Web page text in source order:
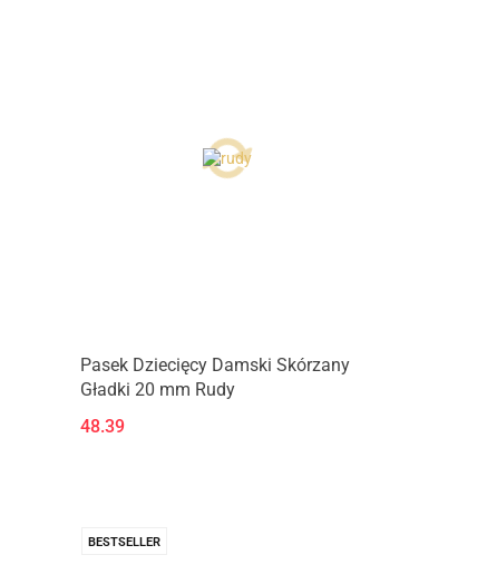
Pasek Dziecięcy Damski Skórzany
Gładki 20 mm Rudy
48.39
BESTSELLER